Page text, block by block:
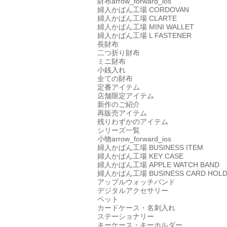
婦人かばん工場 CORDOVAN
婦人かばん工場 CLARTE
婦人かばん工場 MINI WALLET
婦人かばん工場 L FASTENER
長財布
二つ折り財布
ミニ財布
小銭入れ
全ての財布
定番アイテム
店舗限定アイテム
新作のご紹介
再販売アイテム
残りわずかのアイテム
シリーズ一覧
小物arrow_forward_ios
婦人かばん工場 BUSINESS ITEM
婦人かばん工場 KEY CASE
婦人かばん工場 APPLE WATCH BAND
婦人かばん工場 BUSINESS CARD
アップルウォッチバンド
デジタルアクセサリー
ペット
カードケース・名刺入れ
ステーショナリー
キーケース・キーホルダー